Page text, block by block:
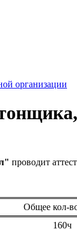
организации
проводит
Общее кол-
160ч